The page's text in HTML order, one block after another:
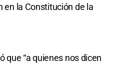
en la Constitución de la
que “a quienes nos dicen